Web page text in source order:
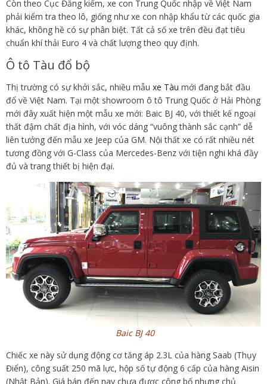
Còn theo Cục Đăng kiểm, xe con Trung Quốc nhập về Việt Nam
phải kiểm tra theo lô, giống như xe con nhập khẩu từ các quốc gia
khác, không hề có sự phân biệt. Tất cả số xe trên đều đạt tiêu
chuẩn khí thải Euro 4 và chất lượng theo quy định.
Ô tô Tàu đổ bộ
Thị trường có sự khởi sắc, nhiều mẫu xe Tàu mới đang bắt đầu
đổ về Việt Nam. Tại một showroom ô tô Trung Quốc ở Hải Phòng
mới đây xuất hiện một mẫu xe mới: Baic BJ 40, với thiết kế ngoại
thất đậm chất địa hình, với vóc dáng “vuông thành sắc cạnh” dễ
liên tưởng đến mẫu xe Jeep của GM. Nội thất xe có rất nhiều nét
tương đồng với G-Class của Mercedes-Benz với tiện nghi khá đầy
đủ và trang thiết bị hiện đại.
Baic BJ 40
Chiếc xe này sử dụng động cơ tăng áp 2.3L của hàng Saab (Thụy
Điển), công suất 250 mã lực, hộp số tự động 6 cấp của hàng Aisin
(Nhật Bản). Giá bán đến nay chưa được công bố nhưng chủ